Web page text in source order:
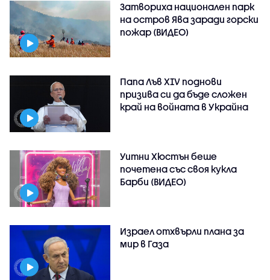
Затвориха национален парк
на остров Ява заради горски
пожар (ВИДЕО)
Папа Лъв XIV поднови
призива си да бъде сложен
край на войната в Украйна
Уитни Хюстън беше
почетена със своя кукла
Барби (ВИДЕО)
Израел отхвърли плана за
мир в Газа